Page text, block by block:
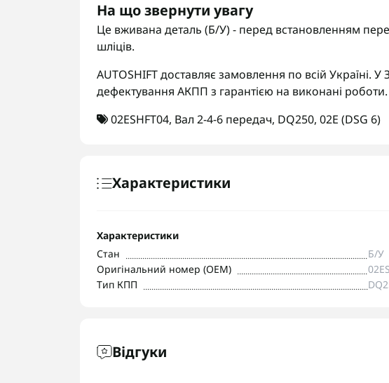
На що звернути увагу
Це вживана деталь (Б/У) - перед встановленням
шліців.
AUTOSHIFT доставляє замовлення по всій Україні.
дефектування АКПП з гарантією на виконані роботи.
02ESHFT04, Вал 2-4-6 передач, DQ250, 02E (DSG 6)
Характеристики
Характеристики
Стан
Б/У
Оригінальний номер (OEM)
Тип КПП
Відгуки